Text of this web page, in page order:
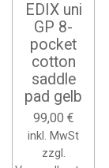
EDIX uni
GP 8-
pocket
cotton
saddle
pad gelb
99,00 €
inkl. MwSt
zzgl.